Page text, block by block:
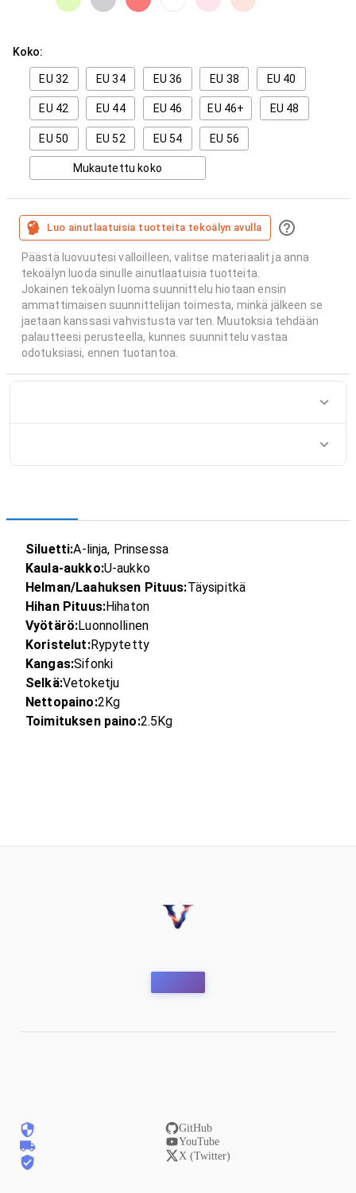
Koko:
EU 32 EU 34 EU 36 EU 38 EU 40
EU 42 EU 44 EU 46 EU 46+ EU 48
EU 50 EU 52 EU 54 EU 56
Mukautettu koko
Luo ainutlaatuisia tuotteita tekoälyn avulla
Päästä luovuutesi valloilleen, valitse materiaalit ja anna
tekoälyn luoda sinulle ainutlaatuisia tuotteita.
Jokainen tekoälyn luoma suunnittelu hiotaan ensin
ammattimaisen suunnittelijan toimesta, minkä jälkeen se
jaetaan kanssasi vahvistusta varten. Muutoksia tehdään
palautteesi perusteella, kunnes suunnittelu vastaa
odotuksiasi, ennen tuotantoa.
Siluetti:A-linja, Prinsessa
Kaula-aukko:U-aukko
Helman/Laahuksen Pituus:Täysipitkä
Hihan Pituus:Hihaton
Vyötärö:Luonnollinen
Koristelut:Rypytetty
Kangas:Sifonki
Selkä:Vetoketju
Nettopaino:2Kg
Toimituksen paino:2.5Kg
GitHub
YouTube
X (Twitter)